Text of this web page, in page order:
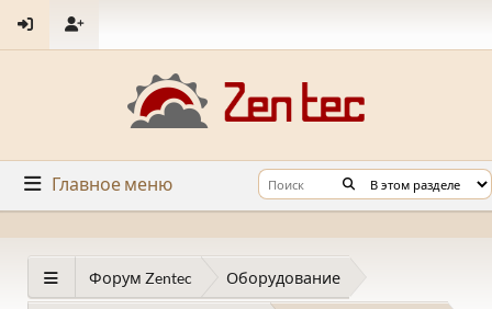
Главное меню
Форум Zentec Оборудование